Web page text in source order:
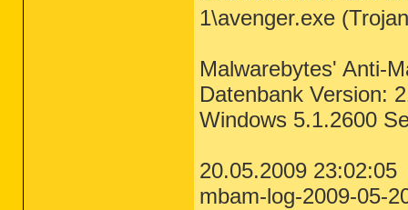
1\avenger.exe
Malwarebytes' Anti-
Datenbank Version:
Windows 5.1.2600
20.05.2009 23:02:05
mbam-log-2009-05-